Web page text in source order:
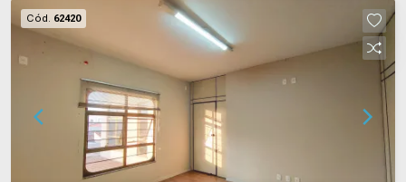
Cód. 62420